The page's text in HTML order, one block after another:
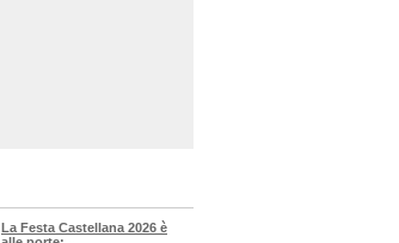
La Festa Castellana 2026 è